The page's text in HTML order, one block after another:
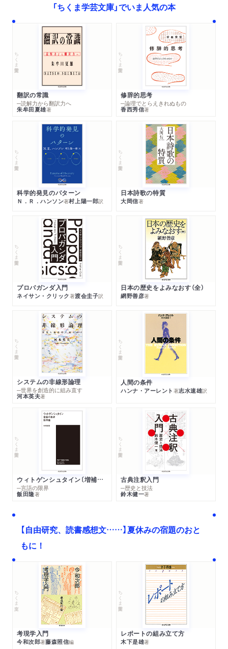
おわりに
文庫版あとがき
「ちくま学芸文庫」でいま人気の本
ちくま学芸文庫
翻訳の常識
─読解力から翻訳力へ
朱牟田夏雄著
ちくま学芸文庫
修辞的思考
─論理でとらえきれぬもの
香西秀信著
ちくま学芸文庫
科学的発見のパターン
Ｎ．Ｒ．ハンソン著村上陽一郎訳
ちくま学芸文庫
日本詩歌の特質
大岡信著
ちくま学芸文庫
プロパガンダ入門
ネイサン・クリック著渡会圭子訳
ちくま学芸文庫
日本の歴史をよみなおす（全）
網野善彦著
ちくま学芸文庫
システムの非線形論理
─世界を創造的に組み直す
河本英夫著
ちくま学芸文庫
人間の条件
ハンナ・アーレント 著志水速雄訳
ちくま学芸文庫
ウィトゲンシュタイン〔増補新版〕
─言語の限界
飯田隆著
ちくま学芸文庫
古典注釈入門
─歴史と技法
鈴木健一著
【自由研究、読書感想文……】夏休みの宿題のおと
もに！
ちくま文庫
考現学入門
今和次郎著藤森照信編
ちくま学芸文庫
レポートの組み立て方
木下是雄著